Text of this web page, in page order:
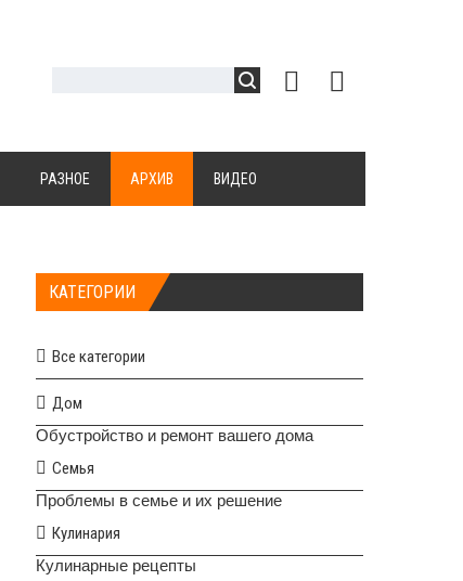
РАЗНОЕ АРХИВ ВИДЕО
КАТЕГОРИИ
Все категории
Дом
Обустройство и ремонт вашего дома
Семья
Проблемы в семье и их решение
Кулинария
Кулинарные рецепты